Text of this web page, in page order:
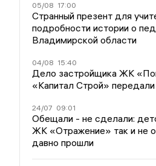
05/08 17:00
Странный презент для
подробности истории о
Владимирской области
04/08 15:40
Дело застройщика ЖК
«Капитал Строй»
24/07 09:01
Обещали - не сделали:
ЖК «Отражение» так и не
давно прошли